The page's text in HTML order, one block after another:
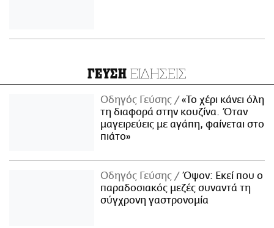
ΓΕΥΣΗ ΕΙΔΗΣΕΙΣ
Οδηγός Γεύσης
«Το χέρι κάνει όλη
τη διαφορά στην κουζίνα. Όταν
μαγειρεύεις με αγάπη, φαίνεται στο
πιάτο»
Οδηγός Γεύσης
Όψον: Εκεί που ο
παραδοσιακός μεζές συναντά τη
σύγχρονη γαστρονομία